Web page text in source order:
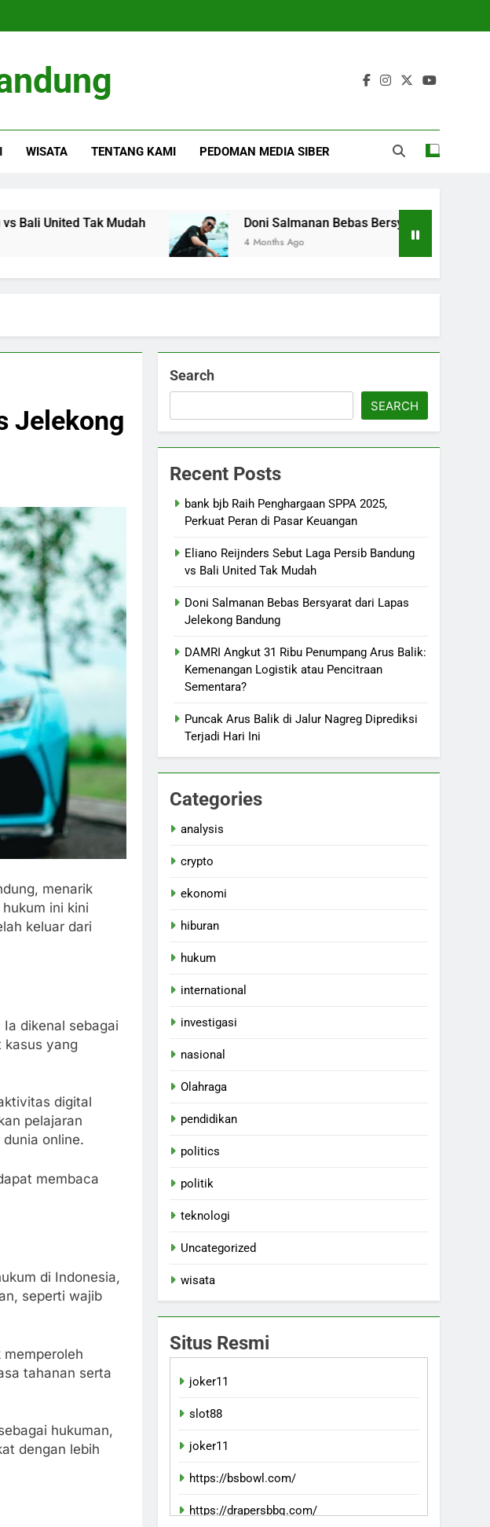
WISATA TENTANG KAMI PEDOMAN MEDIA SIBER
Tak Mudah Doni Salmanan Bebas Bersyarat dari Lapas Jelekong
4 Months Ago
Jelekong
menarik
ini kini
keluar dari
dikenal sebagai
kasus yang
digital
pelajaran
online.
membaca
di Indonesia,
seperti wajib
tahanan serta
hukuman,
dengan lebih
Search
SEARCH
Recent Posts
bank bjb Raih Penghargaan SPPA 2025,
Perkuat Peran di Pasar Keuangan
Eliano Reijnders Sebut Laga Persib Bandung
vs Bali United Tak Mudah
Doni Salmanan Bebas Bersyarat dari Lapas
Jelekong Bandung
DAMRI Angkut 31 Ribu Penumpang Arus Balik:
Kemenangan Logistik atau Pencitraan
Sementara?
Puncak Arus Balik di Jalur Nagreg Diprediksi
Terjadi Hari Ini
Categories
analysis
crypto
ekonomi
hiburan
hukum
international
investigasi
nasional
Olahraga
pendidikan
politics
politik
teknologi
Uncategorized
wisata
Situs Resmi
joker11
slot88
joker11
https://bsbowl.com/
https://drapersbbq.com/